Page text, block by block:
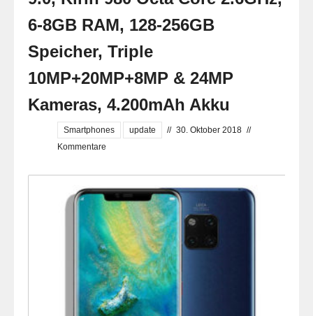
6-8GB RAM, 128-256GB
Speicher, Triple
10MP+20MP+8MP & 24MP
Kameras, 4.200mAh Akku
Smartphones update // 30. Oktober 2018 //
Kommentare